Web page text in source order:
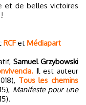
et de belles victoires
RCFet Médiapart
Samuel Grzybowski
Il est auteur
Tous les chemins
Manifeste pour une